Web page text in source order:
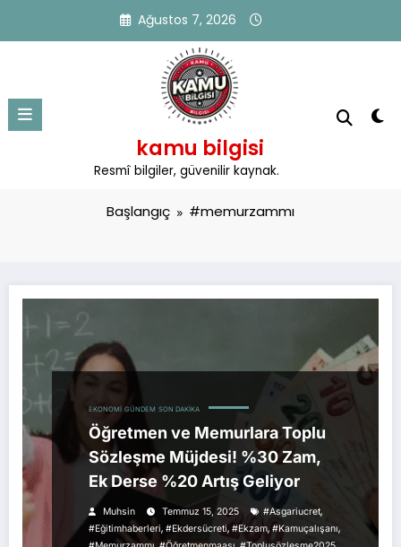
Ağustos 7, 2026
kamu bilgisi
Resmî bilgiler, güvenilir kaynak.
Etiket: #memurzammı
Başlangıç #memurzammı
EKONOMI GÜNDEM SON DAKIKA
Öğretmen ve Memurlara Toplu
Sözleşme Müjdesi! %30 Zam,
Ek Derse %20 Artış Geliyor
Muhsin Temmuz 15, 2025 #asgariucret,
#eğitimhaberleri, #ekdersücreti, #ekzam, #kamuçalışanı,